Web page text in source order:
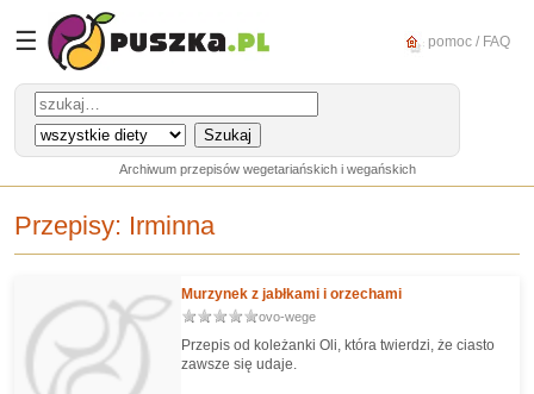
☰ pomoc / FAQ
Archiwum przepisów wegetariańskich i wegańskich
Przepisy: Irminna
Murzynek z jabłkami i orzechami
ovo-wege
Przepis od koleżanki Oli, która twierdzi, że ciasto
zawsze się udaje.